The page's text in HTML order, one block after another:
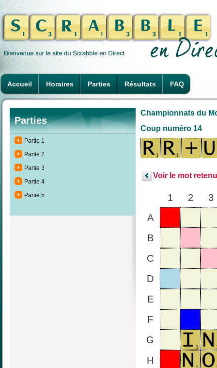
Accueil Horaires Parties Résultats FAQ
Parties
Partie 1
Partie 2
Partie 3
Partie 4
Partie 5
Championnats du
Coup numéro 14
Voir le mot
1 2
3
A
B
C
D
E
F
G
H